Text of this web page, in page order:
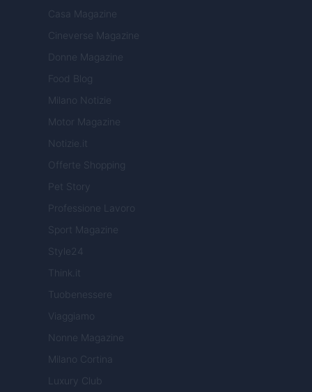
Casa Magazine
Cineverse Magazine
Donne Magazine
Food Blog
Milano Notizie
Motor Magazine
Notizie.it
Offerte Shopping
Pet Story
Professione Lavoro
Sport Magazine
Style24
Think.it
Tuobenessere
Viaggiamo
Nonne Magazine
Milano Cortina
Luxury Club